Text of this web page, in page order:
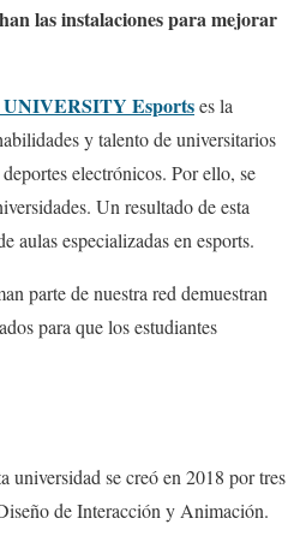
las instalaciones para mejorar
UNIVERSITY Esportses la
y talento de universitarios
electrónicos. Por ello, se
Un resultado de esta
aulas especializadas en esports.
parte de nuestra red demuestran
para que los estudiantes
universidad se creó en 2018 por tres
de Interacción y Animación.